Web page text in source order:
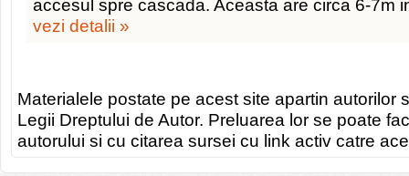
accesul spre cascada. Aceasta are circa 6-7m
vezi detalii »
Materialele postate pe acest site apartin autorilor
Legii Dreptului de Autor. Preluarea lor se poate
autorului si cu citarea sursei cu link activ catre